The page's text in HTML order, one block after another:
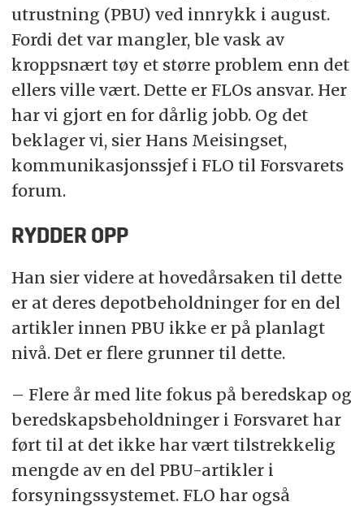
utrustning (PBU) ved innrykk i august.
Fordi det var mangler, ble vask av
kroppsnært tøy et større problem enn det
ellers ville vært. Dette er FLOs ansvar. Her
har vi gjort en for dårlig jobb. Og det
beklager vi, sier Hans Meisingset,
kommunikasjonssjef i FLO til Forsvarets
forum.
RYDDER OPP
Han sier videre at hovedårsaken til dette
er at deres depotbeholdninger for en del
artikler innen PBU ikke er på planlagt
nivå. Det er flere grunner til dette.
– Flere år med lite fokus på beredskap og
beredskapsbeholdninger i Forsvaret har
ført til at det ikke har vært tilstrekkelig
mengde av en del PBU-artikler i
forsyningssystemet. FLO har også